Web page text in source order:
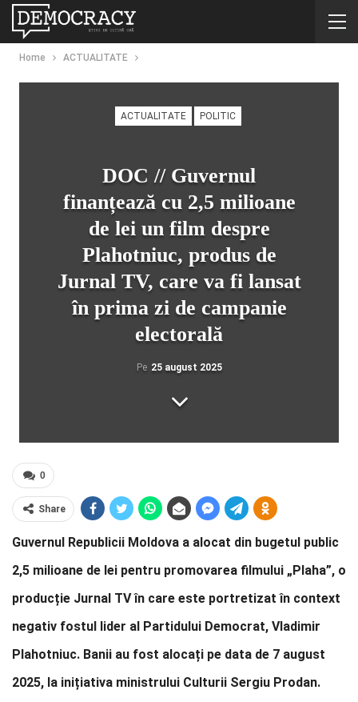
Home ACTUALITATE
ACTUALITATE POLITIC
DOC // Guvernul
finanțează cu 2,5 milioane
de lei un film despre
Plahotniuc, produs de
Jurnal TV, care va fi lansat
în prima zi de campanie
electorală
Pe 25 august 2025
0
Share
Guvernul Republicii Moldova a alocat din bugetul public
2,5 milioane de lei pentru promovarea filmului „Plaha”, o
producție Jurnal TV în care este portretizat în context
negativ fostul lider al Partidului Democrat, Vladimir
Plahotniuc. Banii au fost alocați pe data de 7 august
2025, la inițiativa ministrului Culturii Sergiu Prodan.